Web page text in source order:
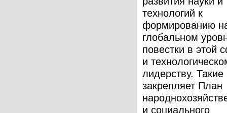
технологий к
формированию
глобальном
повестки в этой
и
лидерству. Такие
закрепляет План
и социального